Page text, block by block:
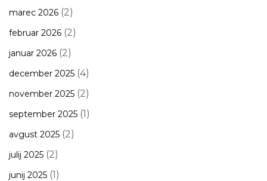
marec 2026 (2)
februar 2026 (2)
januar 2026 (2)
december 2025 (4)
november 2025 (2)
september 2025 (1)
avgust 2025 (2)
julij 2025 (2)
junij 2025 (1)